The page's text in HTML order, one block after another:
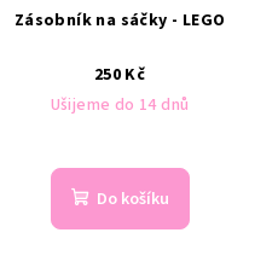
Zásobník na sáčky - LEGO
250 Kč
Ušijeme do 14 dnů
Do košíku